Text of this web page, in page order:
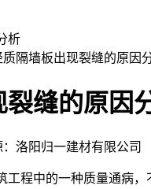
质隔墙板出现裂缝的原因
缝的原因
：洛阳归一建材有限公司
工程中的一种质量通病